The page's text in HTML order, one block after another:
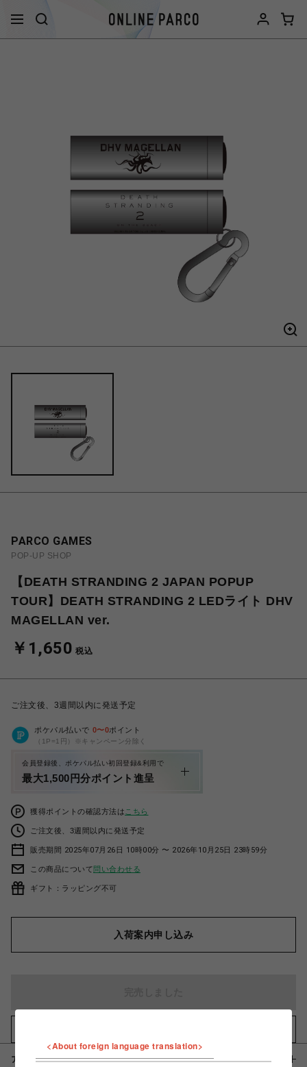
PARCO GAMES
POP-UP SHOP
【DEATH STRANDING 2 JAPAN POPUP
TOUR】DEATH STRANDING 2 LEDライト DHV
MAGELLAN ver.
￥1,650 税込
ご注文後、3週間以内に発送予定
ポケパル払いで 0〜0ポイント
（1P=1円）※キャンペーン分除く
会員登録後、ポケパル払い初回登録&利用で
最大1,500円分ポイント進呈
獲得ポイントの確認方法は こちら
ご注文後、3週間以内に発送予定
販売期間 2025年07月26日 10時00分 〜 2026年10月25日 23時59分
この商品について問い合わせる
ギフト：ラッピング不可
入荷案内申し込み
アイテム説明 / 素材
<About foreign language translation>